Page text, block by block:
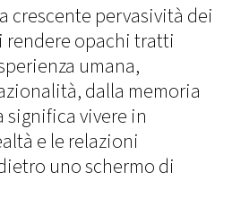
crescente pervasività dei
opachi tratti
umana,
dalla memoria
significa vivere in
e le relazioni
uno schermo di